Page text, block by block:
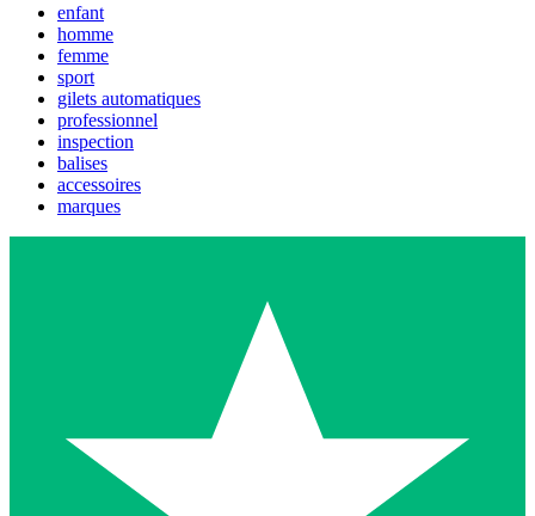
enfant
homme
femme
sport
gilets automatiques
professionnel
inspection
balises
accessoires
marques